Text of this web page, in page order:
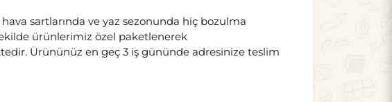
hava sartlarında ve yaz sezonunda hiç bozulma
ürünlerimiz özel paketlenerek
Ürününüz en geç 3 iş gününde adresinize teslim